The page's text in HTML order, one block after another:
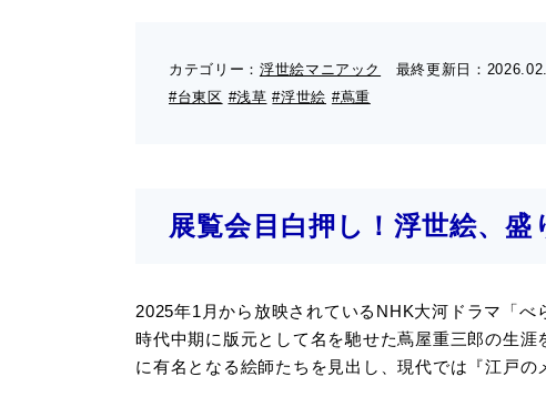
カテゴリー： 浮世絵マニアック 最終更新日：
#台東区 #浅草 #浮世絵 #蔦重
展覧会目白押し！浮世絵、
2025年1月から放映されているNHK大河ドラマ「
時代中期に版元として名を馳せた蔦屋重三郎の生
に有名となる絵師たちを見出し、現代では『江戸の